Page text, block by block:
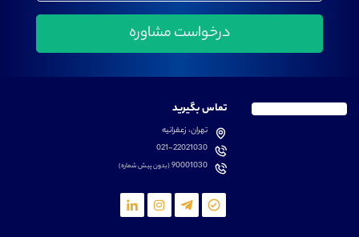
تماس بگیرید
تهران، زعفرانیه
021-22021030
90001030(بدون پیش شماره)